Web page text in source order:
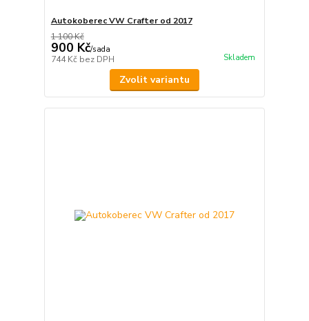
Autokoberec VW Crafter od 2017
1 100 Kč
900 Kč/sada
744 Kč bez DPH Skladem
Zvolit variantu